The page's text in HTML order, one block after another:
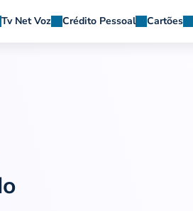
Tv Net Voz Crédito Pessoal Cartões